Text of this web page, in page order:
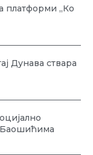
платформи „Ко
Дунава ствара
Баошићима